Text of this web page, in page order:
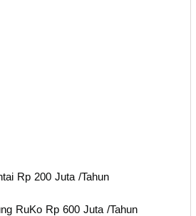
Rp 200 Juta /Tahun
RuKo Rp 600 Juta /Tahun